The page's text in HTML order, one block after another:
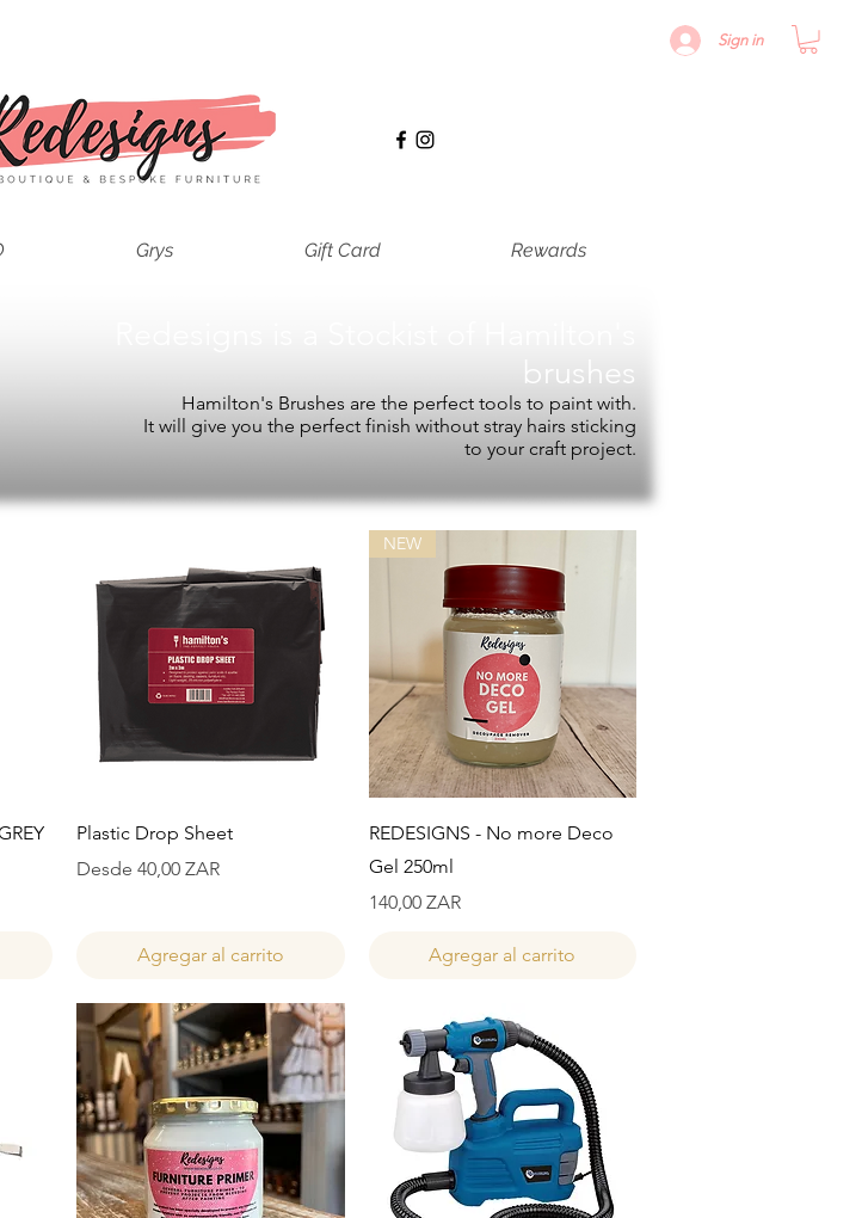
Sign in
Grys Gift Card Rewards
brushes
Hamilton's Brushes are the perfect tools to paint with.
It will give you the perfect finish without stray hairs sticking
to your craft project.
Vista rápida
Plastic Drop Sheet
Desde 40,00 ZAR
Precio de oferta
Agregar al carrito
Vista rápida
NEW
REDESIGNS - No more Deco
Gel 250ml
Precio
140,00 ZAR
Agregar al carrito